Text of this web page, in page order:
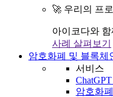
🚀 우리의 프
아이코다와
사례 살펴보기
암호화폐 및 블록체
서비스
암호화